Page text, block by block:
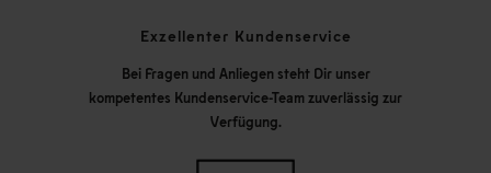
Exzellenter Kundenservice
Bei Fragen und Anliegen steht Dir unser
kompetentes Kundenservice-Team zuverlässig zur
Verfügung.